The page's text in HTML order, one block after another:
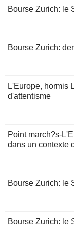
Bourse Zurich: le
Bourse Zurich:
L'Europe, hormis
d'attentisme
Point march?s-
dans un contexte
Bourse Zurich: le
Bourse Zurich: le